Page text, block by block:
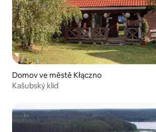
Domov ve městě Kłączno
Kašubský klid